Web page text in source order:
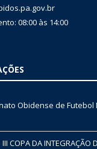
08:00 às 14:00
Obidense de Futebol
COPA DA INTEGRAÇÃO